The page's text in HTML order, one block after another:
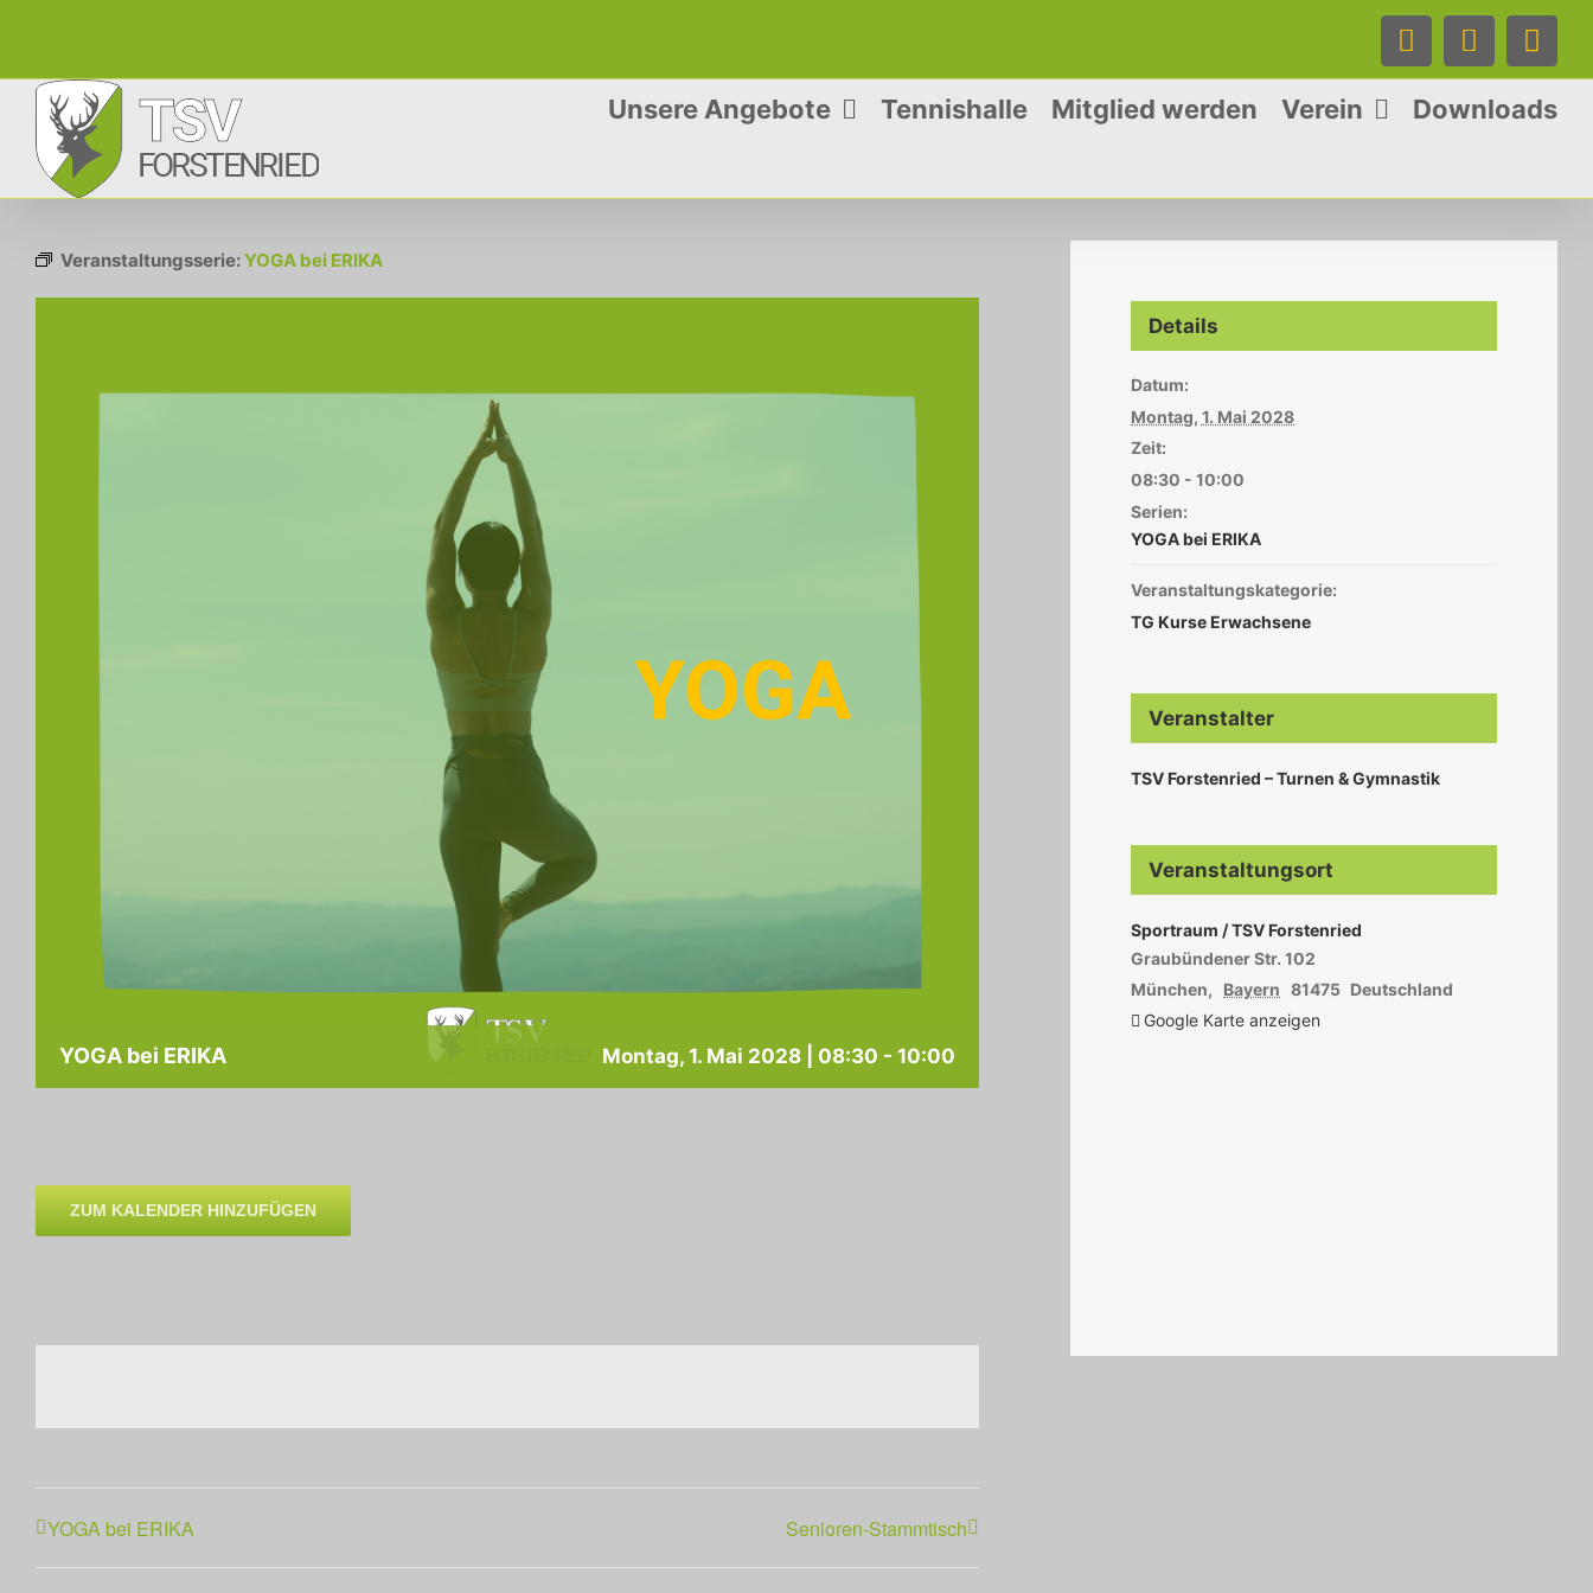
springen
Facebook
Unsere Angebote Tennishalle Mitglied werden Verein Downloads
Veranstaltungsserie:YOGA bei ERIKA
YOGA bei ERIKA Montag, 1. Mai 2028 | 08:30 -10:00
ZUM KALENDER HINZUFÜGEN
YOGA bei ERIKA Senioren-Stammtisch
Details
Datum:
Montag, 1. Mai 2028
Zeit:
08:30 - 10:00
Serien:
YOGA bei ERIKA
Veranstaltungskategorie:
TG Kurse Erwachsene
Veranstalter
TSV Forstenried – Turnen & Gymnastik
Veranstaltungsort
Sportraum / TSV Forstenried
Graubündener Str. 102
München, Bayern 81475 Deutschland
Google Karte anzeigen